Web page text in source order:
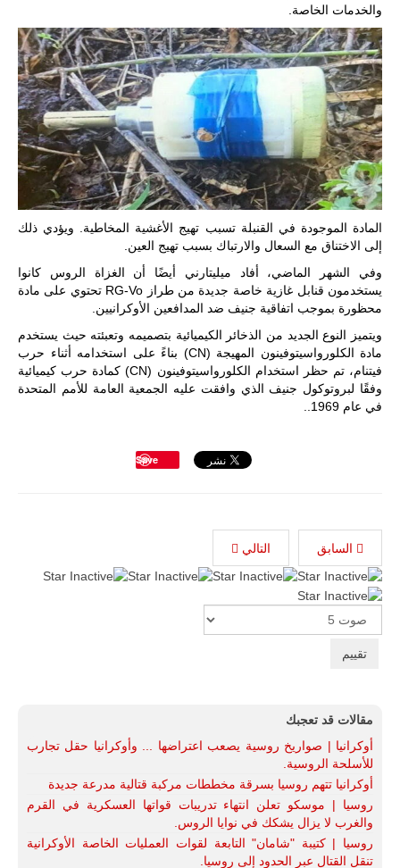
والخدمات الخاصة.
المادة الموجودة في القنبلة تسبب تهيج الأغشية المخاطية. ويؤدي ذلك
إلى الاختناق مع السعال والارتباك بسبب تهيج العين.
وفي الشهر الماضي، أفاد ميليتارني أيضًا أن الغزاة الروس كانوا
يستخدمون قنابل غازية خاصة جديدة من طراز RG-Vo تحتوي على مادة
محظورة بموجب اتفاقية جنيف ضد المدافعين الأوكرانيين.
ويتميز النوع الجديد من الذخائر الكيميائية بتصميمه وتعبئته حيث يستخدم
مادة الكلورواسيتوفينون المهيجة (CN) بناءً على استخدامه أثناء حرب
فيتنام، تم حظر استخدام الكلورواسيتوفينون (CN) كمادة حرب كيميائية
وفقًا لبروتوكول جنيف الذي وافقت عليه الجمعية العامة للأمم المتحدة
في عام 1969..
Save
السابق التالي
Rate
مقالات قد تعجبك
أوكرانيا | صواريخ روسية يصعب اعتراضها ... وأوكرانيا حقل تجارب
للأسلحة الروسية.
أوكرانيا تتهم روسيا بسرقة مخططات مركبة قتالية مدرعة جديدة
روسيا | موسكو تعلن انتهاء تدريبات قواتها العسكرية في القرم
والغرب لا يزال يشكك في نوايا الروس.
روسيا | كتيبة "شامان" التابعة لقوات العمليات الخاصة الأوكرانية
تنقل القتال عبر الحدود إلى روسيا.